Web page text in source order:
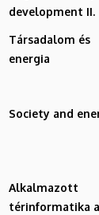
development II.
Társadalom és
energia
Society and
Alkalmazott
térinformatika a